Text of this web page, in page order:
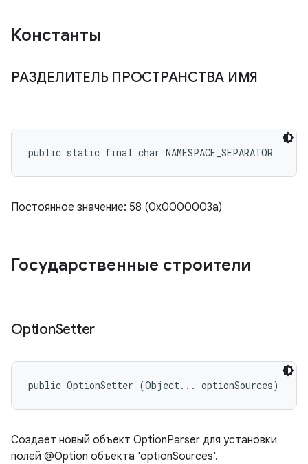
Константы
РАЗДЕЛИТЕЛЬ ПРОСТРАНСТВА ИМЯ
public static final char NAMESPACE_SEPARATOR
Постоянное значение: 58 (0x0000003a)
Государственные строители
OptionSetter
public OptionSetter (Object... optionSources)
Создает новый объект OptionParser для установки
полей @Option объекта 'optionSources'.